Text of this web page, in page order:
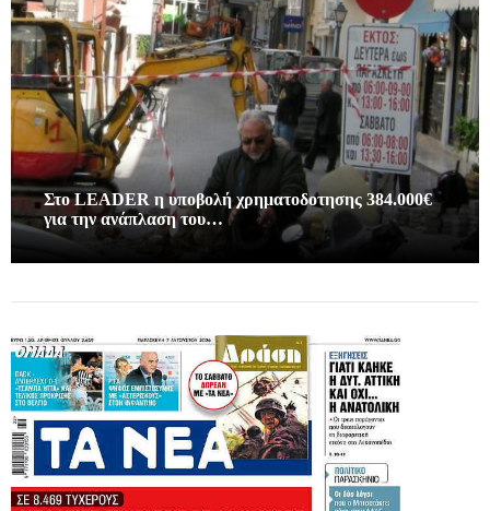
Στο LEADER η υποβολή χρηματοδοτησης 384.000€
για την ανάπλαση του…